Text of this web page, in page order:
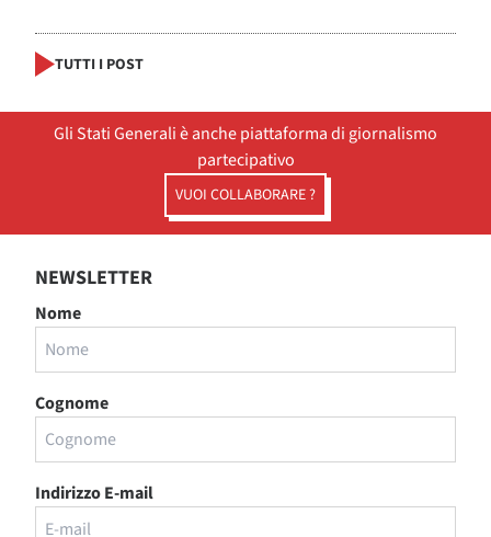
TUTTI I POST
Gli Stati Generali è anche piattaforma di giornalismo
partecipativo
VUOI COLLABORARE ?
NEWSLETTER
Nome
Cognome
Indirizzo E-mail